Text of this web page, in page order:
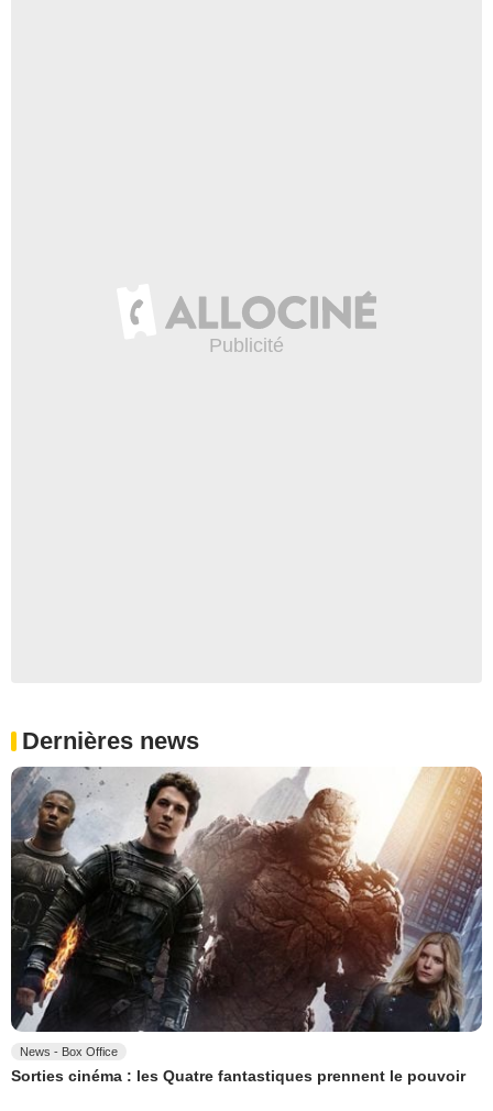
Dernières news
News - Box Office
Sorties cinéma : les Quatre fantastiques prennent le pouvoir